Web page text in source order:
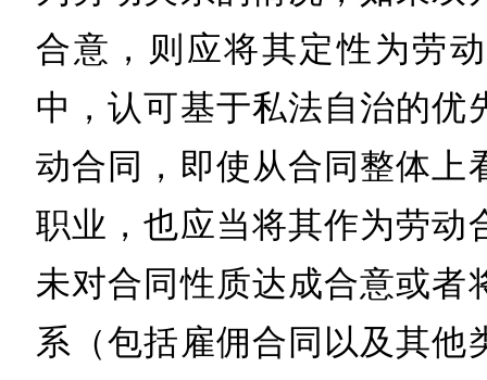
合意，则应将其定性为劳
中，认可基于私法自治的优
动合同，即使从合同整体上
职业，也应当将其作为劳动
未对合同性质达成合意或者
系（包括雇佣合同以及其他